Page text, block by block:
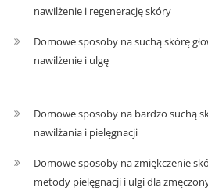
nawilżenie i regenerację skóry
Domowe sposoby na suchą skórę
nawilżenie i ulgę
Domowe sposoby na bardzo suchą
nawilżania i pielęgnacji
Domowe sposoby na zmiękczenie
metody pielęgnacji i ulgi dla